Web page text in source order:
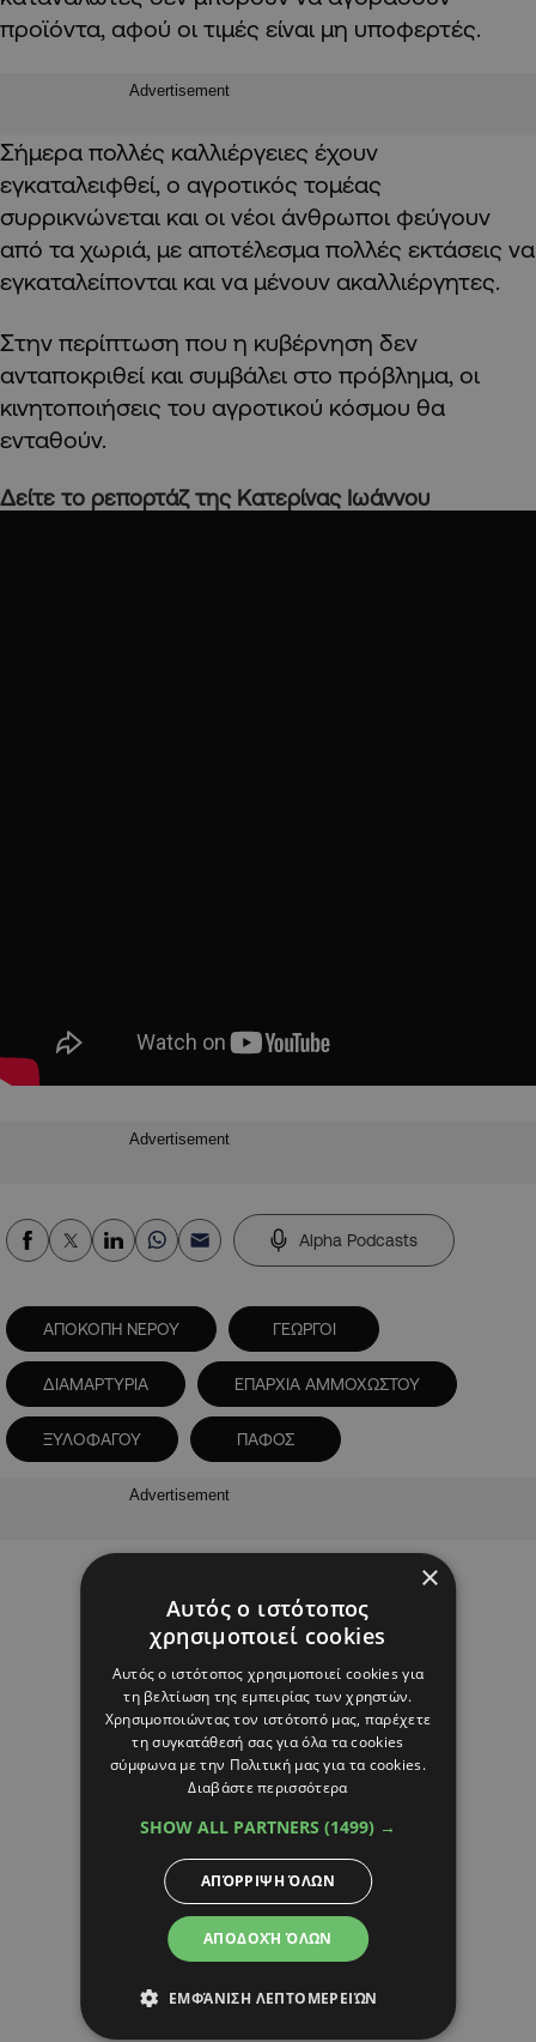
προϊόντα, αφού οι τιμές είναι μη υποφερτές.
Advertisement
Σήμερα πολλές καλλιέργειες έχουν
εγκαταλειφθεί, ο αγροτικός τομέας
συρρικνώνεται και οι νέοι άνθρωποι φεύγουν
από τα χωριά, με αποτέλεσμα πολλές εκτάσεις να
εγκαταλείπονται και να μένουν ακαλλιέργητες.
Στην περίπτωση που η κυβέρνηση δεν
ανταποκριθεί και συμβάλει στο πρόβλημα, οι
κινητοποιήσεις του αγροτικού κόσμου θα
ενταθούν.
Δείτε το ρεπορτάζ της Κατερίνας Ιωάννου
Advertisement
Alpha Podcasts
ΑΠΟΚΟΠΗ ΝΕΡΟΥ ΓΕΩΡΓΟΙ
ΔΙΑΜΑΡΤΥΡΙΑ ΕΠΑΡΧΙΑ ΑΜΜΟΧΩΣΤΟΥ
ΞΥΛΟΦΑΓΟΥ ΠΑΦΟΣ
Advertisement
×
Αυτός ο ιστότοπος
χρησιμοποιεί cookies
Αυτός ο ιστότοπος χρησιμοποιεί cookies για
τη βελτίωση της εμπειρίας των χρηστών.
Χρησιμοποιώντας τον ιστότοπό μας, παρέχετε
τη συγκατάθεσή σας για όλα τα cookies
σύμφωνα με την Πολιτική μας για τα cookies.
Διαβάστε περισσότερα
SHOW ALL PARTNERS (1499) →
ΑΠΟΔΟΧΉ ΌΛΩΝ
ΑΠΌΡΡΙΨΗ ΌΛΩΝ
ΕΜΦΆΝΙΣΗ ΛΕΠΤΟΜΕΡΕΙΏΝ